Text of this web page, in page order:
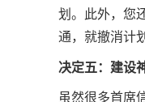
划。此外，您
通，就撤消计
决定五：建设
虽然很多首席